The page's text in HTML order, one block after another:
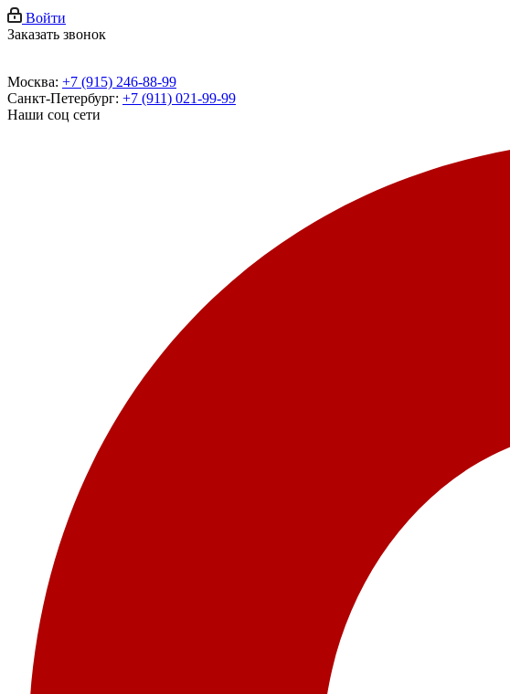
Войти
Заказать звонок
Москва: +7 (915) 246-88-99
Санкт-Петербург: +7 (911) 021-99-99
Наши соц сети